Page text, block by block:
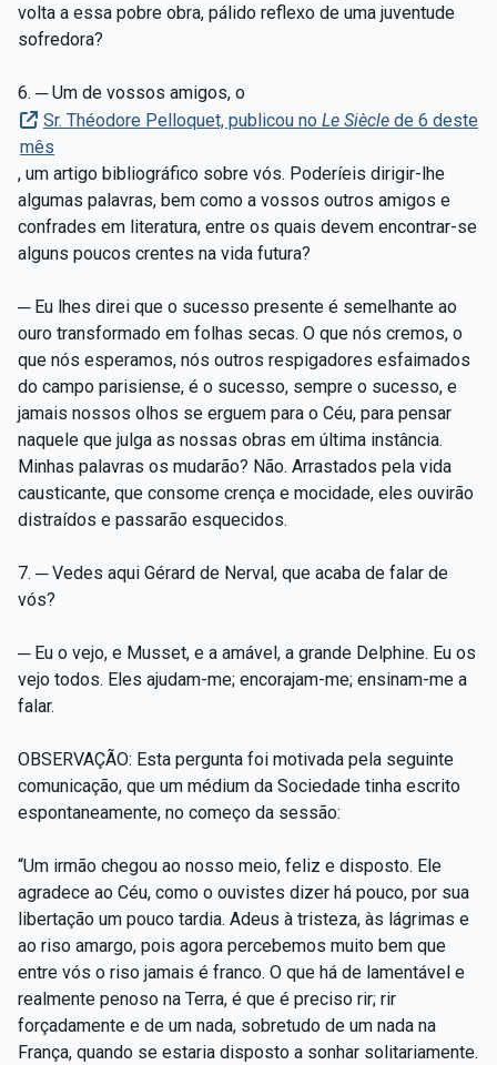
volta a essa pobre obra, pálido reflexo de uma juventude
sofredora?
6. ─ Um de vossos amigos, o
Sr. Théodore Pelloquet, publicou no Le Siècle de 6 deste
mês
, um artigo bibliográfico sobre vós. Poderíeis dirigir-lhe
algumas palavras, bem como a vossos outros amigos e
confrades em literatura, entre os quais devem encontrar-se
alguns poucos crentes na vida futura?
─ Eu lhes direi que o sucesso presente é semelhante ao
ouro transformado em folhas secas. O que nós cremos, o
que nós esperamos, nós outros respigadores esfaimados
do campo parisiense, é o sucesso, sempre o sucesso, e
jamais nossos olhos se erguem para o Céu, para pensar
naquele que julga as nossas obras em última instância.
Minhas palavras os mudarão? Não. Arrastados pela vida
causticante, que consome crença e mocidade, eles ouvirão
distraídos e passarão esquecidos.
7. ─ Vedes aqui Gérard de Nerval, que acaba de falar de
vós?
─ Eu o vejo, e Musset, e a amável, a grande Delphine. Eu os
vejo todos. Eles ajudam-me; encorajam-me; ensinam-me a
falar.
OBSERVAÇÃO: Esta pergunta foi motivada pela seguinte
comunicação, que um médium da Sociedade tinha escrito
espontaneamente, no começo da sessão:
“Um irmão chegou ao nosso meio, feliz e disposto. Ele
agradece ao Céu, como o ouvistes dizer há pouco, por sua
libertação um pouco tardia. Adeus à tristeza, às lágrimas e
ao riso amargo, pois agora percebemos muito bem que
entre vós o riso jamais é franco. O que há de lamentável e
realmente penoso na Terra, é que é preciso rir; rir
forçadamente e de um nada, sobretudo de um nada na
França, quando se estaria disposto a sonhar solitariamente.